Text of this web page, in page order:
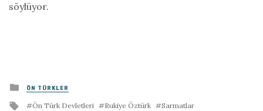
söylüyor.
Posted
in
ÖN TÜRKLER
Tagged
Ön Türk Devletleri Rukiye Öztürk Sarmatlar